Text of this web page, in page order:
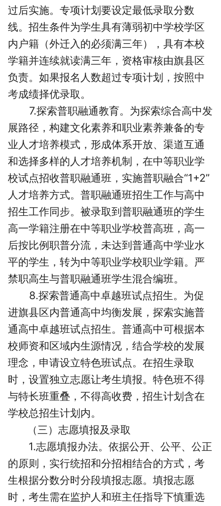
过后实施。专项计划要设定最低录取分数
线。招生条件为学生具有薄弱初中学校学区
内户籍（外迁入的必须满三年），具有本校
学籍并连续就读满三年，资格审核由旗县区
负责。如果报名人数超过专项计划，按照中
考成绩择优录取。
7.探索普职融通教育。为探索综合高中发
展路径，构建文化素养和职业素养兼备的专
业人才培养模式，形成体系开放、渠道互通
和选择多样的人才培养机制，在中等职业学
校试点招收普职融通班，实施普职融合“1+2”
人才培养方式。普职融通班招生工作与高中
招生工作同步。被录取到普职融通班的学生
高一学籍注册在中等职业学校普高班，高一
后按比例职普分流，未达到普通高中学业水
平的学生，转为中等职业学校职业学籍。严
禁职高生与普职融通班学生混合编班。
8.探索普通高中卓越班试点招生。为促
进旗县区内普通高中均衡发展，探索实施普
通高中卓越班试点招生。普通高中可根据本
校师资和区域内生源情况，结合学校的发展
理念，申请设立特色班试点。在招生录取
时，设置独立志愿让考生填报。特色班不得
与特长班重叠，不得高收费，招生计划含在
学校总招生计划内。
（三）志愿填报及录取
1.志愿填报办法。依据公开、公平、公正
的原则，实行统招和分招相结合的方式，考
生根据分数分时分段填报志愿。填报志愿
时，考生需在监护人和班主任指导下慎重选